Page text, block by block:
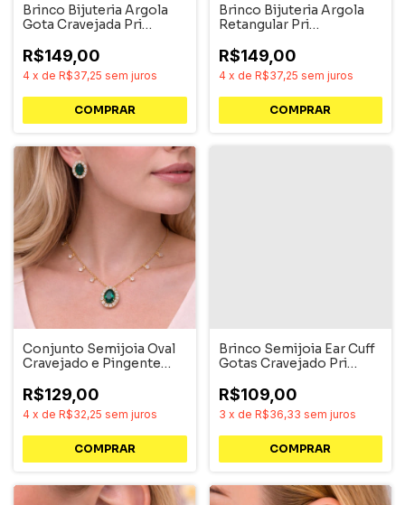
Brinco Bijuteria Argola
Gota Cravejada Pri
R$149,00
4 x de R$37,25 sem juros
COMPRAR
Brinco Bijuteria Argola
Retangular Pri
R$149,00
4 x de R$37,25 sem juros
COMPRAR
Conjunto Semijoia Oval
Cravejado e Pingente
R$129,00
4 x de R$32,25 sem juros
COMPRAR
Brinco Semijoia Ear Cuff
Gotas Cravejado Pri
R$109,00
3 x de R$36,33 sem juros
COMPRAR